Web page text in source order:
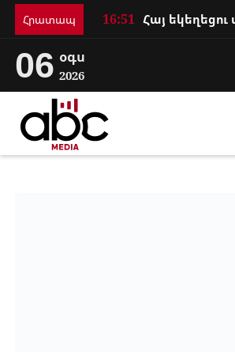
Հրատապ 16:51
06 օգս
2026